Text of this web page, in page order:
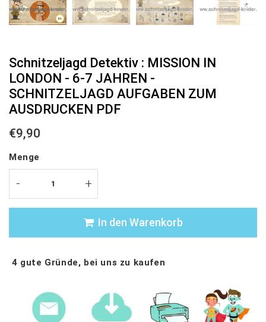
Schnitzeljagd Detektiv : MISSION IN
LONDON - 6-7 JAHREN -
SCHNITZELJAGD AUFGABEN ZUM
AUSDRUCKEN PDF
€9,90
price
Menge
- +
In den Warenkorb
4 gute Gründe, bei uns zu kaufen